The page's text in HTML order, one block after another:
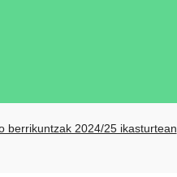
berrikuntzak 2024/25 ikasturtean